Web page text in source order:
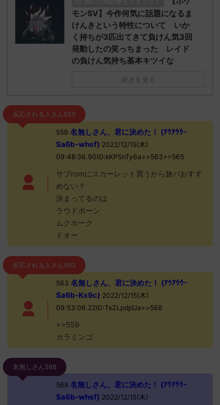
モンSV】今作何気に話題になるま
けんきという特性について いか
く持ちが3匹出てきて負けん気3回
発動したの笑っちまった レイド
の負けん気持ち基本キツイな
続きを見る
反応される人さん559
559 名無しさん、君に決めた！ (ｱｳｱｳｳｰ
Sa6b-whsf) 2022/12/15(木)
09:48:36.90ID:kKP5nTy6a>>563>>565
サブromにスカーレット買うから旅パおすす
めない？
決まってるのは
ラウドボーン
ムクホーク
ドオー
反応される人さん563
563 名無しさん、君に決めた！ (ｱｳｱｳｳｰ
Sa6b-Kx9c) 2022/12/15(木)
09:53:06.22ID:TsZLpdpUa>>568
>>559
カラミンゴ
名無しさん568
568名無しさん、君に決めた！ (ｱｳｱｳｳｰ
Sa6b-whsf) 2022/12/15(木)